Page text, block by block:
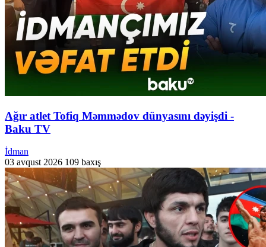
Ağır atlet Tofiq Məmmədov dünyasını dəyişdi -
Baku TV
İdman
03 avqust 2026 109 baxış